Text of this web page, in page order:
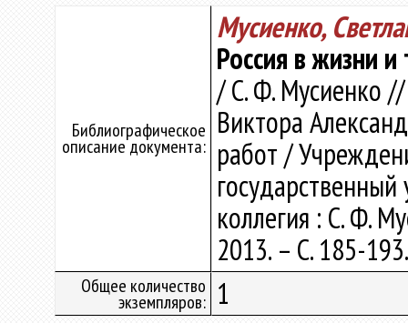
Библиографическое
описание документа:
Мусиенко,
Россия в жизни
/ С. Ф. Мусиенко
Виктора
работ /
коллегия : С. Ф.
2013. – С. 185-
Общее количество
экземпляров: 1